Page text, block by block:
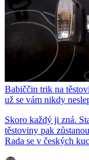
Babiččin trik na
už se vám nikdy
Skoro každý ji zná.
těstoviny pak
Rada se v českých